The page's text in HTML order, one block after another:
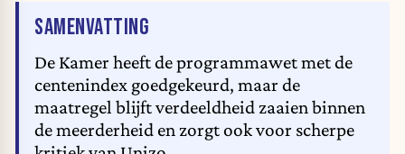
SAMENVATTING
De Kamer heeft de programmawet met de
centenindex goedgekeurd, maar de
maatregel blijft verdeeldheid zaaien binnen
de meerderheid en zorgt ook voor scherpe